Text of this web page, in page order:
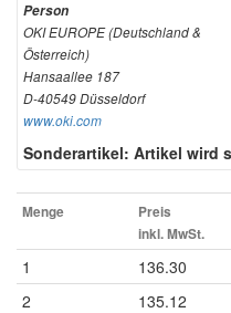
Person
OKI EUROPE (Deutschland &
Österreich)
Hansaallee 187
D-40549 Düsseldorf
www.oki.com
Sonderartikel: Artikel wird
Menge
Preis
inkl. MwSt.
1 136.30
2 135.12